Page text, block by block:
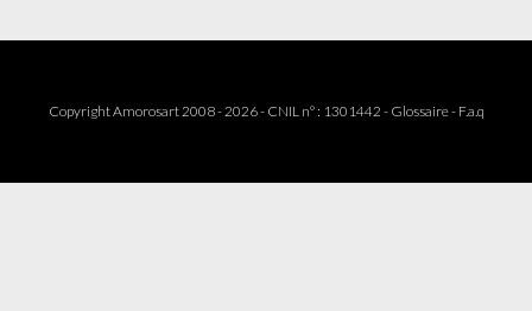
Copyright Amorosart 2008 - 2026 - CNIL n° : 1301442 - Glossaire- F.a.q